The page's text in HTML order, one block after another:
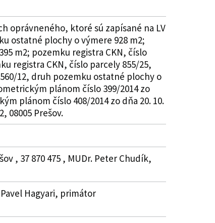
oprávneného, ktoré sú zapísané na LV
ostatné plochy o výmere 928 m2;
m2; pozemku registra CKN, číslo
registra CKN, číslo parcely 855/25,
12, druh pozemku ostatné plochy o
plánom číslo 399/2014 zo
plánom číslo 408/2014 zo dňa 20. 10.
08005 Prešov.
, 37 870 475 , MUDr. Peter Chudík,
Hagyari, primátor